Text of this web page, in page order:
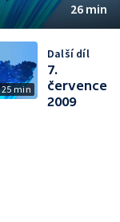
26 min
25 min
Další díl
7.
července
2009